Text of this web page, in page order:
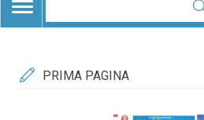
TOGGLE
NAVIGATION
PRIMA PAGINA